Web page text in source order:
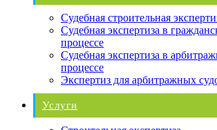
Судебная строительная
Судебная экспертиза в
процессе
Судебная экспертиза в
процессе
Экспертиз для арбитражных
Услуги